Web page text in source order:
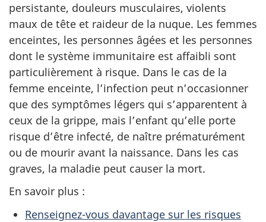
persistante, douleurs musculaires, violents
maux de tête et raideur de la nuque. Les femmes
enceintes, les personnes âgées et les personnes
dont le système immunitaire est affaibli sont
particulièrement à risque. Dans le cas de la
femme enceinte, l’infection peut n’occasionner
que des symptômes légers qui s’apparentent à
ceux de la grippe, mais l’enfant qu’elle porte
risque d’être infecté, de naître prématurément
ou de mourir avant la naissance. Dans les cas
graves, la maladie peut causer la mort.
En savoir plus :
Renseignez-vous davantage sur les risques